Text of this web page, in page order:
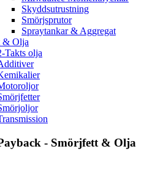
Skyddsutrustning
Smörjsprutor
Spraytankar & Aggregat
& Olja
Takts olja
- Smörjfett & Olja